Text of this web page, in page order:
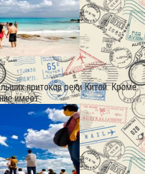
притоков реки Китой. Кроме
имеет